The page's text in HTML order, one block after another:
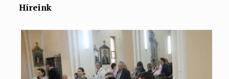
Híreink